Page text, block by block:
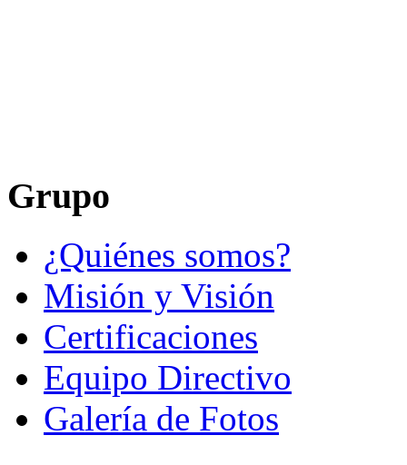
Grupo
¿Quiénes somos?
Misión y Visión
Certificaciones
Equipo Directivo
Galería de Fotos